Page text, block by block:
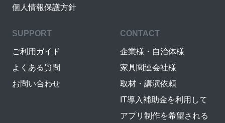
個人情報保護方針
SUPPORT
ご利用ガイド
よくある質問
お問い合わせ
CONTACT
企業様・自治体様
家具関連会社様
取材・講演依頼
IT導入補助金を利用して
アプリ制作を希望される